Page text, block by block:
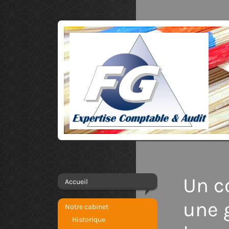
Accueil
Notre cabinet
Historique
Un
une